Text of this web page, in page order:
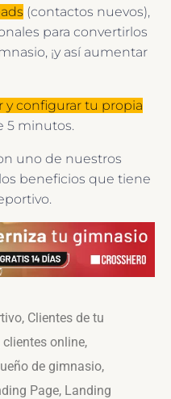
(contactos nuevos),
para convertirlos
¡y así aumentar
y configurar tu propia
5 minutos.
uno de nuestros
beneficios que tiene
, Clientes de tu
clientes online,
de gimnasio,
Page, Landing